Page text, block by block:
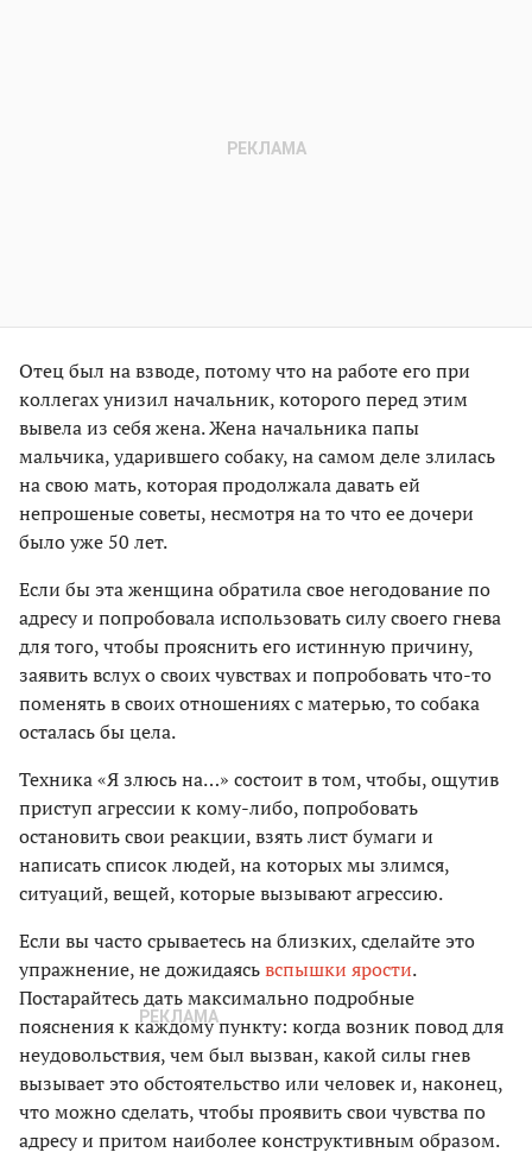
Отец был на взводе, потому что на работе его при
коллегах унизил начальник, которого перед этим
вывела из себя жена. Жена начальника папы
мальчика, ударившего собаку, на самом деле злилась
на свою мать, которая продолжала давать ей
непрошеные советы, несмотря на то что ее дочери
было уже 50 лет.
Если бы эта женщина обратила свое негодование по
адресу и попробовала использовать силу своего гнева
для того, чтобы прояснить его истинную причину,
заявить вслух о своих чувствах и попробовать что-то
поменять в своих отношениях с матерью, то собака
осталась бы цела.
Техника «Я злюсь на…» состоит в том, чтобы, ощутив
приступ агрессии к кому-либо, попробовать
остановить свои реакции, взять лист бумаги и
написать список людей, на которых мы злимся,
ситуаций, вещей, которые вызывают агрессию.
Если вы часто срываетесь на близких, сделайте это
упражнение, не дожидаясьвспышки ярости.
Постарайтесь дать максимально подробные
пояснения к каждому пункту: когда возник повод для
неудовольствия, чем был вызван, какой силы гнев
вызывает это обстоятельство или человек и, наконец,
что можно сделать, чтобы проявить свои чувства по
адресу и притом наиболее конструктивным образом.